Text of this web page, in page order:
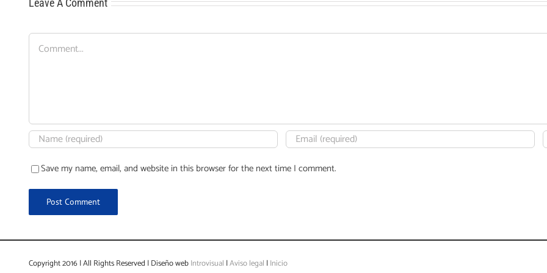
Leave A Comment
Comment
Save my name, email, and website in this browser for the next time I comment.
Copyright 2016 | All Rights Reserved | Diseño webIntrovisual |Aviso legal |Inicio